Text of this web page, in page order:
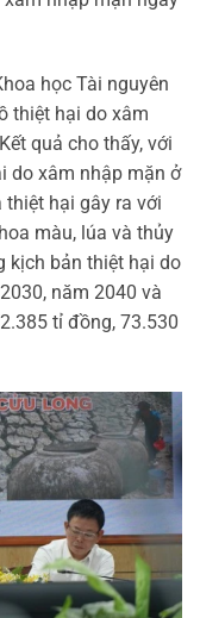
học Tài nguyên
thiệt hại do xâm
quả cho thấy, với
do xâm nhập mặn ở
hại gây ra với
màu, lúa và thủy
kịch bản thiệt hại do
năm 2040 và
tỉ đồng, 73.530